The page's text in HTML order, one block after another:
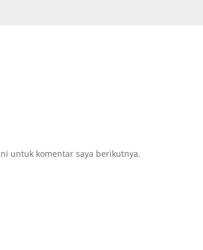
untuk komentar saya berikutnya.